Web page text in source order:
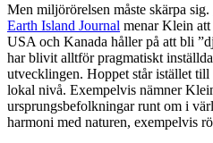
Men miljörörelsen måste skärpa sig.
Earth Island Journal menar Klein
USA och Kanada håller på att bli
har blivit alltför pragmatiskt
utvecklingen. Hoppet står istället
lokal nivå. Exempelvis nämner
ursprungsbefolkningar runt om i
harmoni med naturen, exempelvis